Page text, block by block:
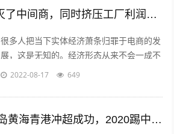
新蛋电商:电商消灭了中间商，同时挤压工厂利润，廉价的商品带来的是大量的失业和低收入人口，怎么办？
很多人把当下实体经济萧条归罪于电商的发
展，这是无知的。经济形态从来不会一成不
变，从男耕女织到蒸汽机，人类经历了上千
2022-08-17 649
青港电商:2019青岛黄海青港冲超成功，2020踢中超青岛会保级吗？